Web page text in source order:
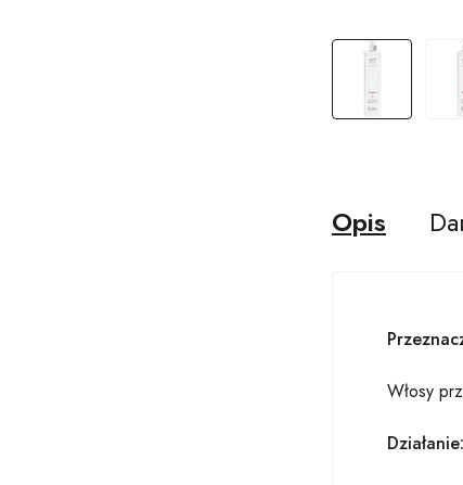
Opis
Włosy
Działanie: